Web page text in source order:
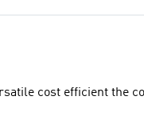
cost efficient the